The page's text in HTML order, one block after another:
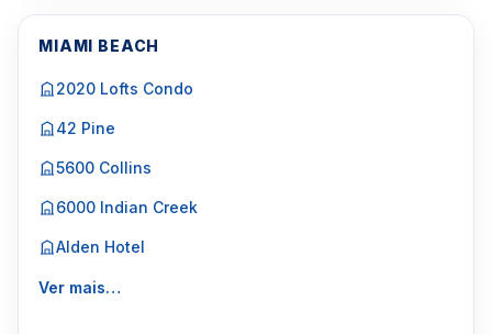
MIAMI BEACH
2020 Lofts Condo
42 Pine
5600 Collins
6000 Indian Creek
Alden Hotel
Ver mais…